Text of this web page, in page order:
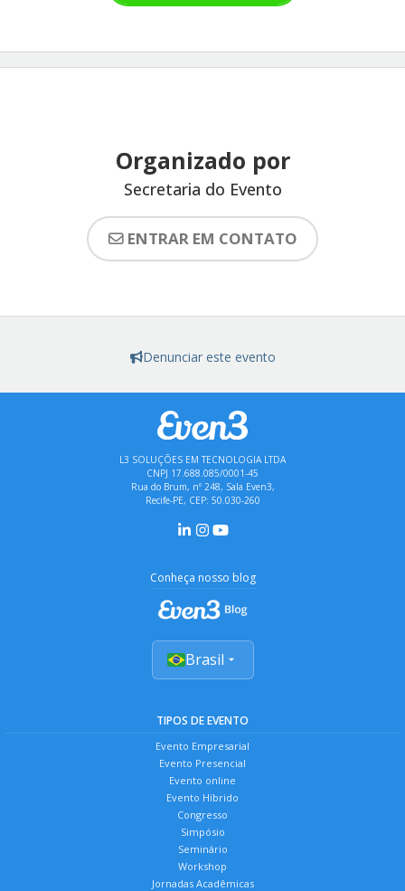
Organizado por
Secretaria do Evento
ENTRAR EM CONTATO
Denunciar este evento
L3 SOLUÇÕES EM TECNOLOGIA LTDA
CNPJ 17.688.085/0001-45
Rua do Brum, nº 248, Sala Even3,
Recife-PE, CEP: 50.030-260
Conheça nosso blog
Brasil
TIPOS DE EVENTO
Evento Empresarial
Evento Presencial
Evento online
Evento Híbrido
Congresso
Simpósio
Seminário
Workshop
Jornadas Acadêmicas